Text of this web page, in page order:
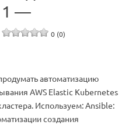
1 —
0 (0)
автоматизацию
AWS Elastic Kubernetes
Используем: Ansible:
создания